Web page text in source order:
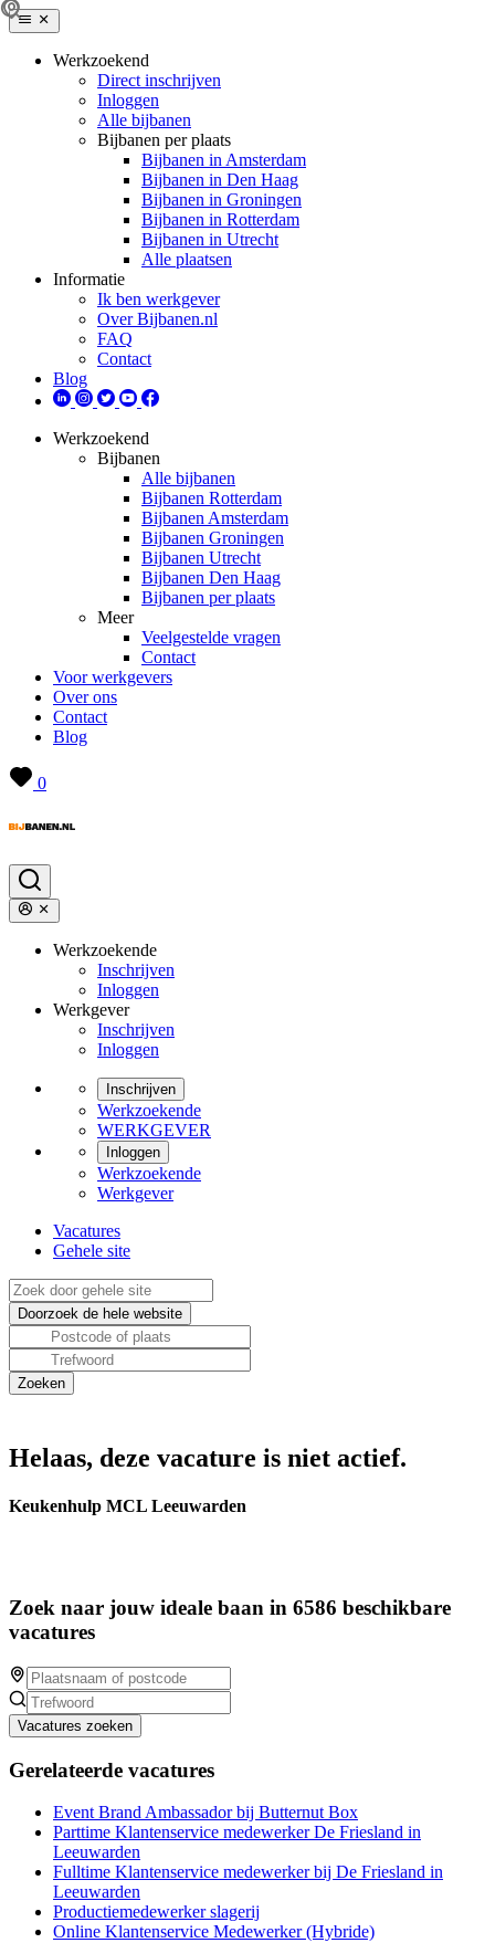
Werkzoekend
Direct inschrijven
Inloggen
Alle bijbanen
Bijbanen per plaats
Bijbanen in Amsterdam
Bijbanen in Den Haag
Bijbanen in Groningen
Bijbanen in Rotterdam
Bijbanen in Utrecht
Alle plaatsen
Informatie
Ik ben werkgever
Over Bijbanen.nl
FAQ
Contact
Blog
Werkzoekend
Bijbanen
Alle bijbanen
Bijbanen Rotterdam
Bijbanen Amsterdam
Bijbanen Groningen
Bijbanen Utrecht
Bijbanen Den Haag
Bijbanen per plaats
Meer
Veelgestelde vragen
Contact
Voor werkgevers
Over ons
Contact
Blog
0
Werkzoekende
Inschrijven
Inloggen
Werkgever
Inschrijven
Inloggen
Inschrijven
Werkzoekende
WERKGEVER
Inloggen
Werkzoekende
Werkgever
Vacatures
Gehele site
Helaas, deze vacature is niet actief.
Keukenhulp MCL Leeuwarden
Zoek naar jouw ideale baan in 6586 beschikbare
vacatures
Vacatures zoeken
Gerelateerde vacatures
Event Brand Ambassador bij Butternut Box
Parttime Klantenservice medewerker De Friesland in
Leeuwarden
Fulltime Klantenservice medewerker bij De Friesland in
Leeuwarden
Productiemedewerker slagerij
Online Klantenservice Medewerker (Hybride)